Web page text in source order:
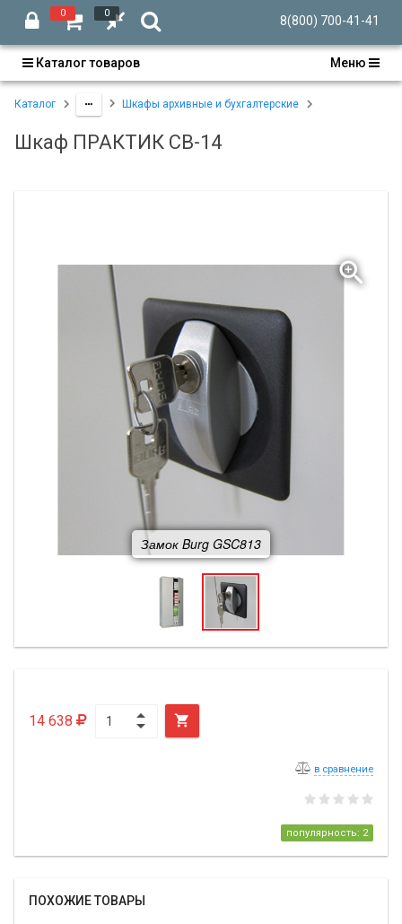
0 0
8(800) 700-41-41
Каталог товаров Меню
Каталог Шкафы архивные и бухгалтерские
Шкаф ПРАКТИК СВ-14
Замок Burg GSC813
14 638 
в сравнение
популярность: 2
ПОХОЖИЕ ТОВАРЫ